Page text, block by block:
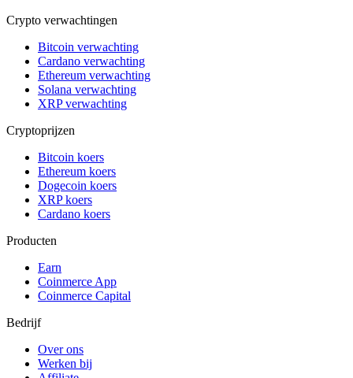
Crypto verwachtingen
Bitcoin verwachting
Cardano verwachting
Ethereum verwachting
Solana verwachting
XRP verwachting
Cryptoprijzen
Bitcoin koers
Ethereum koers
Dogecoin koers
XRP koers
Cardano koers
Producten
Earn
Coinmerce App
Coinmerce Capital
Bedrijf
Over ons
Werken bij